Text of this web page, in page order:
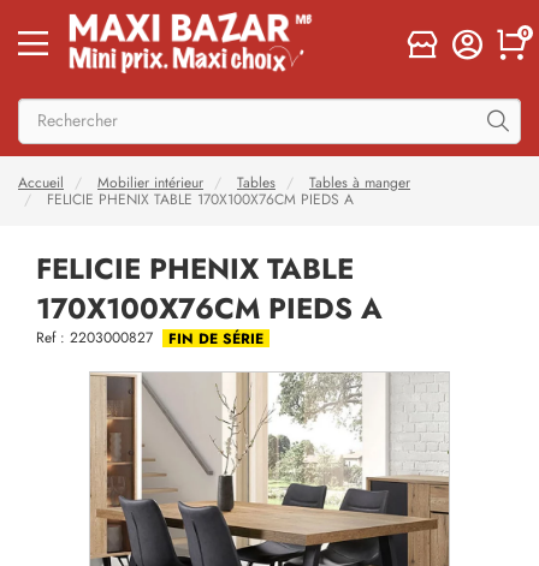
0
Accueil Mobilier intérieur Tables
Tables à manger
FELICIE PHENIX TABLE 170X100X76CM PIEDS A
FELICIE PHENIX TABLE
170X100X76CM PIEDS A
Ref : 2203000827 FIN DE SÉRIE